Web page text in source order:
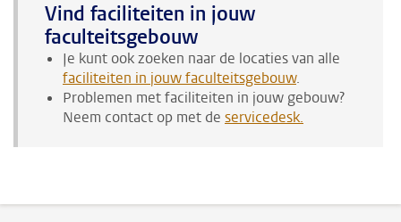
Vind faciliteiten in jouw
faculteitsgebouw
Je kunt ook zoeken naar de locaties van alle
faciliteiten in jouw faculteitsgebouw.
Problemen met faciliteiten in jouw gebouw?
Neem contact op met de servicedesk.